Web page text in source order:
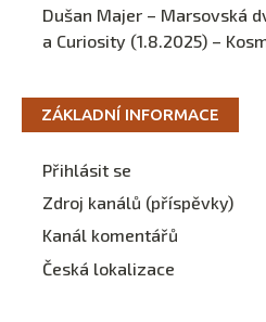
Dušan Majer – Marsovská
a Curiosity (1.8.2025) –
ZÁKLADNÍ INFORMACE
Přihlásit se
Zdroj kanálů (příspěvky)
Kanál komentářů
Česká lokalizace